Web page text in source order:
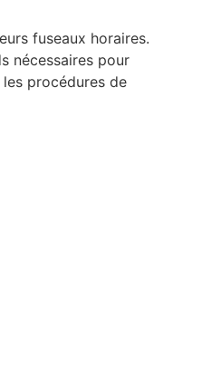
fuseaux horaires.
nécessaires pour
procédures de